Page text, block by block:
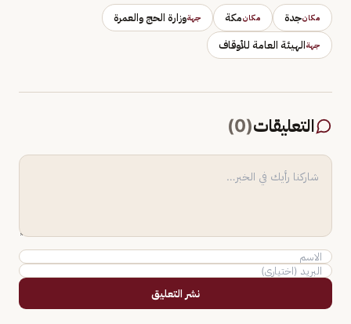
مكانجدة مكانمكة جهةوزارة الحج والعمرة
جهةالهيئة العامة للأوقاف
التعليقات(
0
)
نشر التعليق